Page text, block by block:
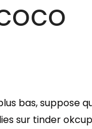
bas, suppose
sur tinder